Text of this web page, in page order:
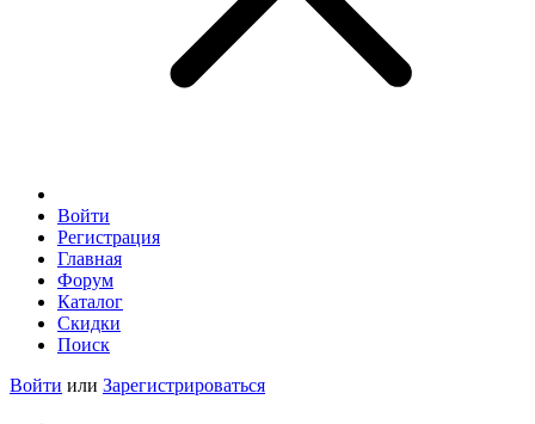
Войти
Регистрация
Главная
Форум
Каталог
Скидки
Поиск
Войти или Зарегистрироваться